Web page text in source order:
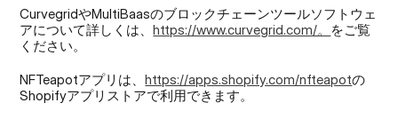
CurvegridやMultiBaasのブロックチェーンツールソフトウェ
アについて詳しくは、https://www.curvegrid.com/。 をご覧
ください。
NFTeapotアプリは、https://apps.shopify.com/nfteapotの
Shopifyアプリストアで利用できます。